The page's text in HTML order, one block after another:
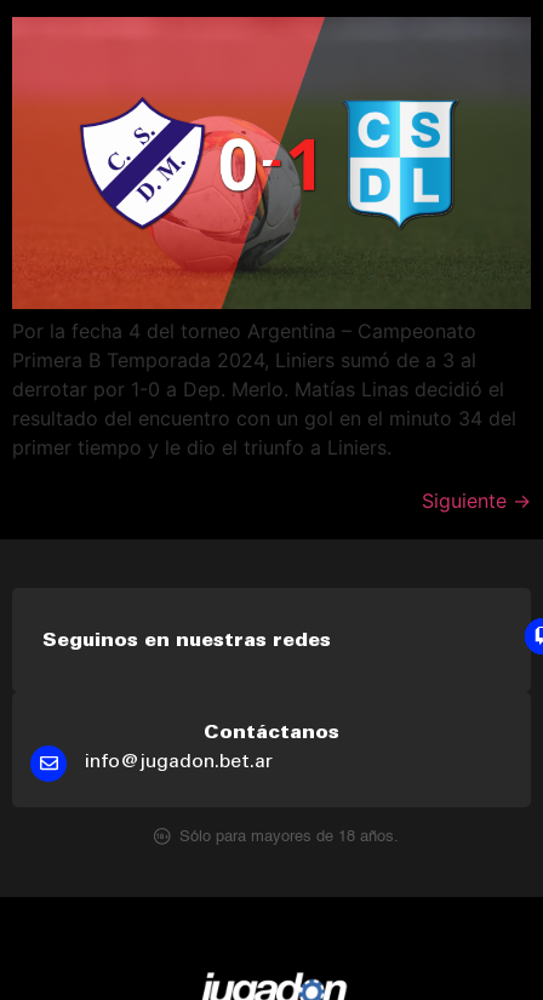
Por la fecha 4 del torneo Argentina – Campeonato
Primera B Temporada 2024, Liniers sumó de a 3 al
derrotar por 1-0 a Dep. Merlo. Matías Linas decidió el
resultado del encuentro con un gol en el minuto 34 del
primer tiempo y le dio el triunfo a Liniers.
Siguiente →
Seguinos en nuestras redes
Contáctanos
info@jugadon.bet.ar
Sólo para mayores de 18 años.